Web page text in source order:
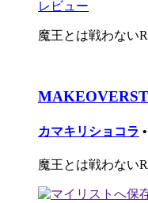
レビュー
魔王とは戦わない
カマキリショコラ •
魔王とは戦わない